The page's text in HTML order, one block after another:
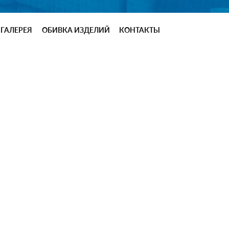
ГАЛЕРЕЯ ОБИВКА ИЗДЕЛИЙ КОНТАКТЫ